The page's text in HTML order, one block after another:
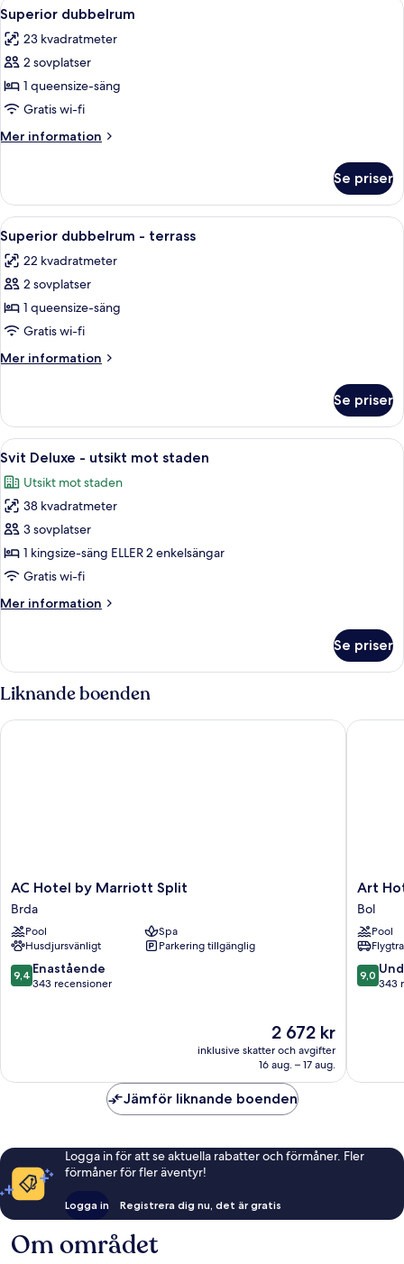
balkong
alla
foton
för
Superior
dubbelrum
8
Superior dubbelrum
23 kvadratmeter
2 sovplatser
1 queensize-säng
Gratis wi-fi
Mer information
Mer
dubbelrum
Se priser
Öppna
alla
foton
för
Superior
dubbelrum
-
terrass
Ett hotellrum med en stor säng, ett
9
Superior dubbelrum - terrass
22 kvadratmeter
2 sovplatser
1 queensize-säng
Gratis wi-fi
Mer information
Mer
dubbelrum
terrass
Se priser
Öppna
alla
foton
för
Svit
Deluxe
-
mot
Ett sovrum med en vägg av sten, en
12
Svit Deluxe - utsikt mot staden
Utsikt mot staden
38 kvadratmeter
3 sovplatser
1 kingsize-säng ELLER 2 enkelsängar
Gratis wi-fi
Mer information
Mer
Deluxe
utsikt
staden
Se priser
Liknande boenden
AC
Hotel
by
Marriott
Split
Brda
AC Hotel by Marriott Split
Brda
Pool
Spa
Husdjursvänligt
Parkering tillgänglig
9.4
av
9,4 Enastående
343 recensioner
Priset
är
2 672 kr
2 672 kr
inklusive skatter och avgifter
16 aug. – 17 aug.
AC Hotel by Marriott Split
Art
Hotel
Bol
Art
Bol
Pool
9.0
av
9,0
343
Art
Jämför liknande boenden
Logga in för att se aktuella rabatter och förmåner. Fler
förmåner för fler äventyr!
Logga in Registrera dig nu, det är gratis
Om området